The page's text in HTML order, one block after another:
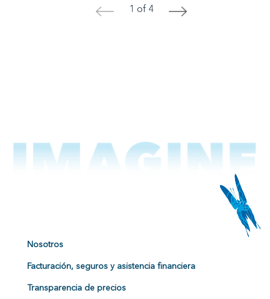
< 1 of 4 >
Nosotros
Facturación, seguros y asistencia financiera
Transparencia de precios